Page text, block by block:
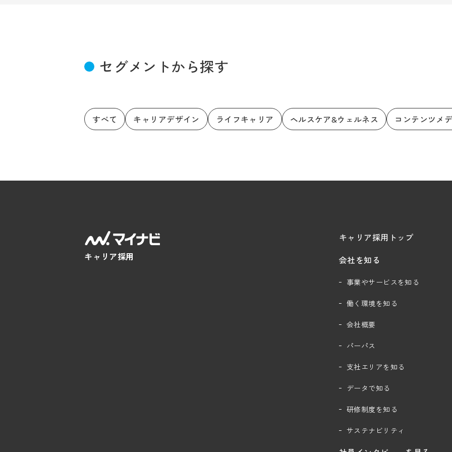
セグメントから探す
すべて キャリアデザイン ライフキャリア ヘルスケア&ウェルネス コンテンツメ
キャリア採用
キャリア採用トップ
会社を知る
事業やサービスを知る
働く環境を知る
会社概要
パーパス
支社エリアを知る
データで知る
研修制度を知る
サステナビリティ